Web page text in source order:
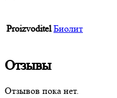
Proizvoditel Биолит
Отзывы
Отзывов пока нет.